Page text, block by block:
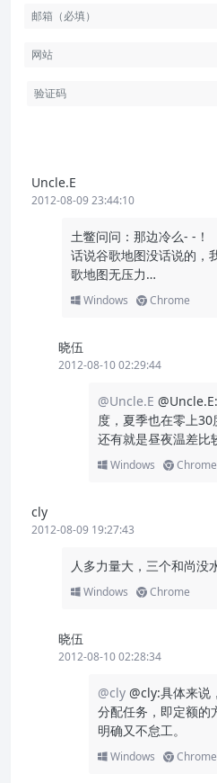
Uncle.E
2012-08-09 23:44:10
土鳖问问：那边冷么- -！
话说谷歌地图没话说的，
歌地图无压力…
Windows Chrome
晓伍
2012-08-10 02:29:44
@Uncle.E
度，夏季也在零上30
还有就是昼夜温差比
Windows Chrome
cly
2012-08-09 19:27:43
人多力量大，三个和尚没
Windows Chrome
晓伍
2012-08-10 02:28:34
@cly @cly:具体来说
分配任务，即定额的
明确又不怠工。
Windows Chrome